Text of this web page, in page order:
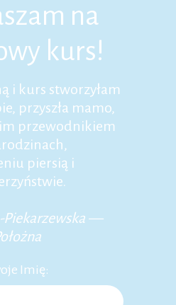
na
kurs!
i kurs stworzyłam
przyszła mamo,
przewodnikiem
piersią i
Piekarzewska —
Imię: